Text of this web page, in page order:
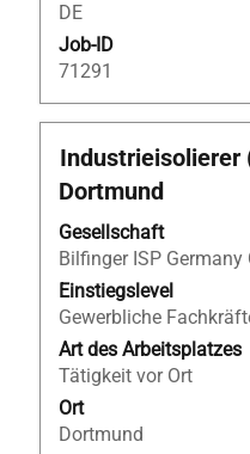
DE
Job-ID
71291
Stellenbezeichnung
Industrieisolierer
Dortmund
Gesellschaft
Bilfinger ISP Germany
Einstiegslevel
Gewerbliche
Art des Arbeitsplatzes
Tätigkeit vor Ort
Ort
Dortmund
Drücken
Sie
die
Leertaste,
um
die
Stelleninformationen
vollständig
anzuzeigen.